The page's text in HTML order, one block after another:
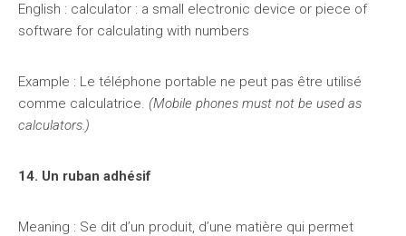
English : calculator : a small electronic device or piece of
software for calculating with numbers
Example : Le téléphone portable ne peut pas être utilisé
comme calculatrice. (Mobile phones must not be used as
calculators.)
14. Un ruban adhésif
Meaning : Se dit d’un produit, d’une matière qui permet